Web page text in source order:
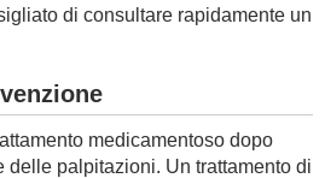
di consultare rapidamente un
medicamentoso dopo
delle palpitazioni. Un trattamento di